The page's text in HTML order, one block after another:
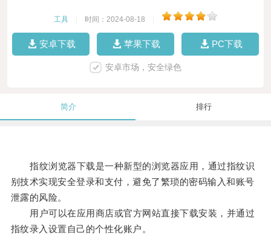
工具 时间：2024-08-18
安卓下载 苹果下载 PC下载
安卓市场，安全绿色
简介 排行
指纹浏览器下载是一种新型的浏览器应用，通过指纹识
别技术实现安全登录和支付，避免了繁琐的密码输入和账号
泄露的风险。
用户可以在应用商店或官方网站直接下载安装，并通过
指纹录入设置自己的个性化账户。